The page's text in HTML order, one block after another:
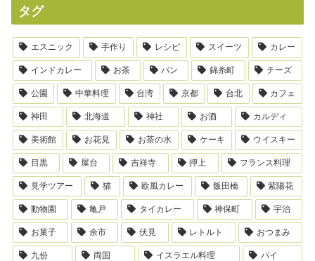
タグ
エスニック 手作り レシピ スイーツ カレー
インドカレー お茶 パン 錦糸町 チーズ
公園 中華料理 台湾 京都 台北 カフェ
神田 北海道 神社 お酒 カルディ
美術館 お花見 お茶の水 ケーキ ウイスキー
目黒 屋台 吉祥寺 押上 フランス料理
見学ツアー 猫 欧風カレー 飯田橋 紫陽花
動物園 亀戸 タイカレー 神保町 宇治
お菓子 余市 伏見 レトルト おつまみ
九份 両国 イスラエル料理 パイ